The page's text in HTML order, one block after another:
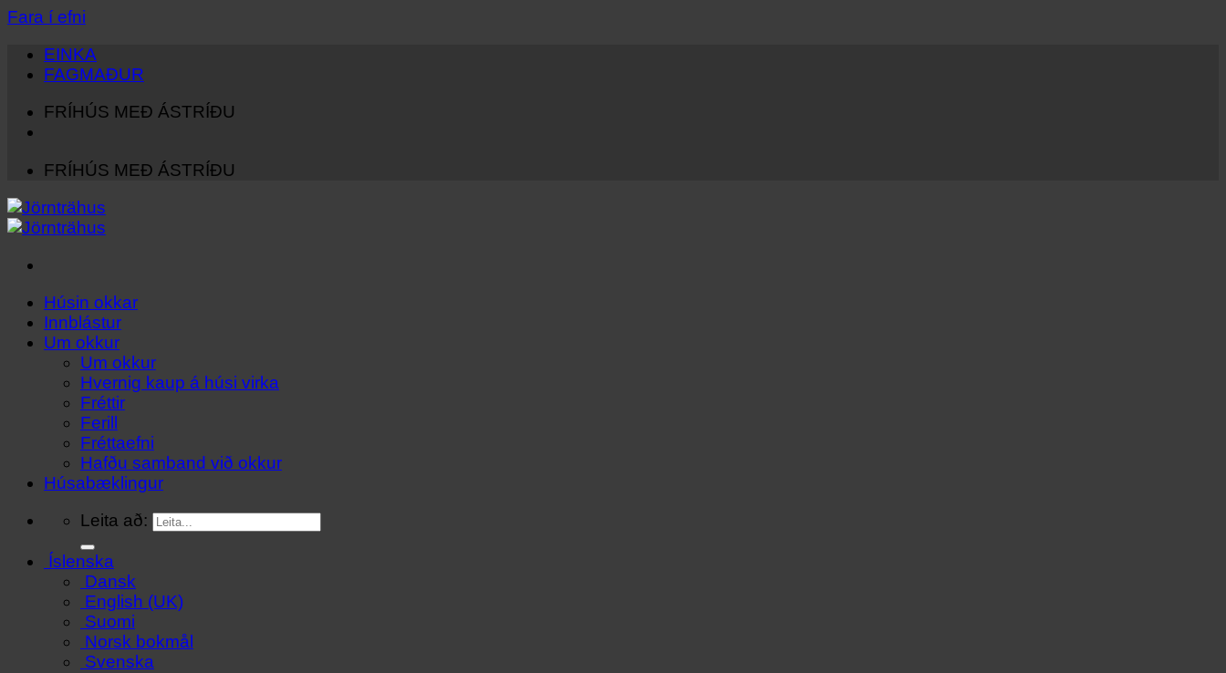
Fara í efni
EINKA
FAGMAÐUR
FRÍHÚS MEÐ ÁSTRÍÐU
FRÍHÚS MEÐ ÁSTRÍÐU
Húsin okkar
Innblástur
Um okkur
Um okkur
Hvernig kaup á húsi virka
Fréttir
Ferill
Fréttaefni
Hafðu samband við okkur
Húsabæklingur
Leita að:
Íslenska
Dansk
English (UK)
Suomi
Norsk bokmål
Svenska